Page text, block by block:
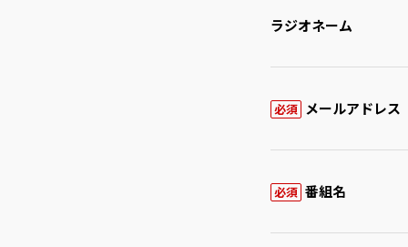
ラジオネーム
必須 メールアドレス
必須 番組名